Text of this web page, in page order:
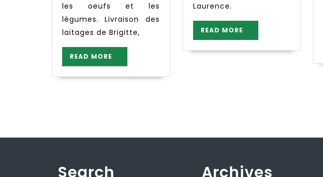
les oeufs et les
légumes. Livraison des
laitages de Brigitte,
READ MORE
MORE
Laurence.
READ MORE
MORE
Search Archives